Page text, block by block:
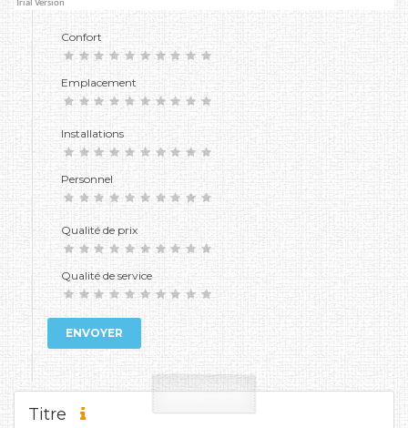
Confort
Emplacement
Installations
Personnel
Qualité de prix
Qualité de service
ENVOYER
Titre